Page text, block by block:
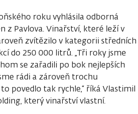
roku vyhlásila odborná
z Pavlova. Vinařství, které leží v
zvítězilo v kategorii středních
do 250 000 litrů. „Tři roky jsme
se zařadili po bok nejlepších
rádi a zároveň trochu
povedlo tak rychle,“ říká Vlastimil
který vinařství vlastní.